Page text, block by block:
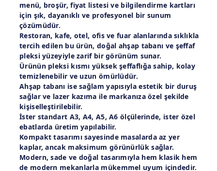
menü, broşür, fiyat listesi ve bilgilendirme kartları
için şık, dayanıklı ve profesyonel bir sunum
çözümüdür.
Restoran, kafe, otel, ofis ve fuar alanlarında sıklıkla
tercih edilen bu ürün, doğal ahşap tabanı ve şeffaf
pleksi yüzeyiylezarif bir görünüm sunar.
Ürünün pleksi kısmı yüksek şeffaflığa sahip, kolay
temizlenebilir ve uzun ömürlüdür.
Ahşap tabanı ise sağlam yapısıyla estetik bir duruş
sağlar ve lazer kazıma ile markanıza özel şekilde
kişiselleştirilebilir.
İster standart A3, A4, A5, A6 ölçülerinde, ister özel
ebatlarda üretim yapılabilir.
Kompakt tasarımı sayesinde masalarda az yer
kaplar, ancak maksimum görünürlük sağlar.
Modern, sade ve doğal tasarımıyla hem klasik hem
de modern mekanlarla mükemmel uyum içindedir.